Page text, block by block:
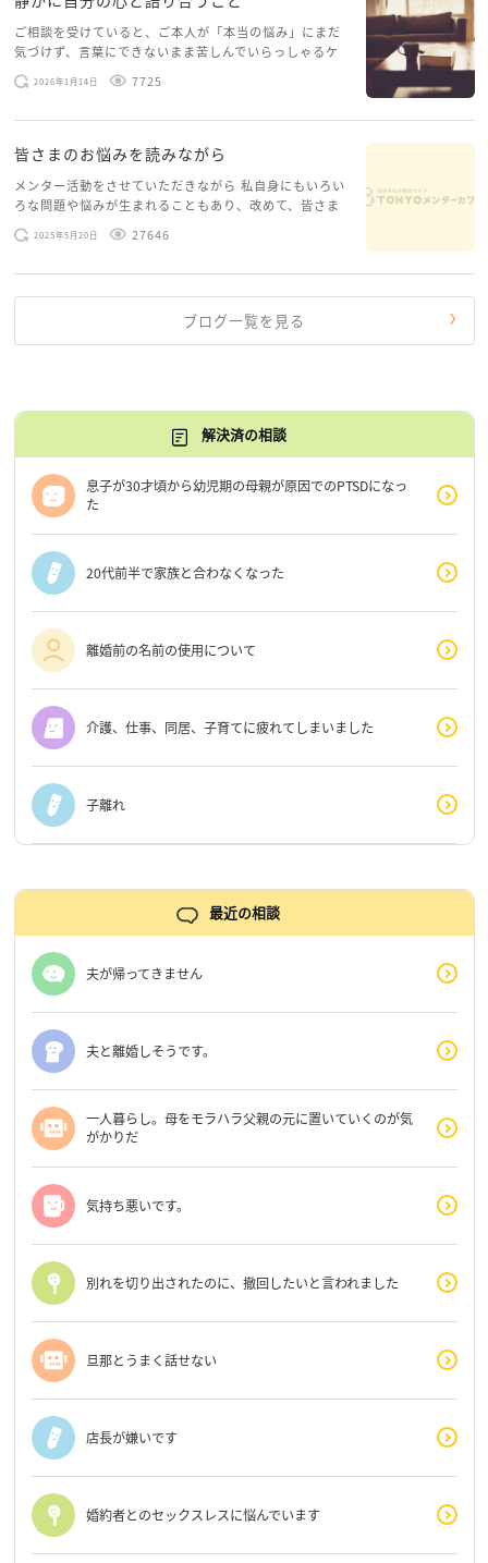
ご相談を受けていると、ご本人が「本当の悩み」にまだ
気づけず、言葉にできないまま苦しんでいらっしゃるケ
ースがありますお悩みというのは、心の深いところ（深
層心理）に触れることで、まったく違う角度から解決の
2026年1月14日 7725
皆さまのお悩みを読みながら
メンター活動をさせていただきながら 私自身にもいろい
ろな問題や悩みが生まれることもあり、改めて、皆さま
のお悩みを読みながら 「みんな、もがいてる。わたし
だけじゃないんだな」と、逆に励まされるような日々で
2025年5月20日 27646
ブログ一覧を見る
解決済の相談
息子が30才頃から幼児期の母親が原因でのPTSDになっ
た
20代前半で家族と合わなくなった
離婚前の名前の使用について
介護、仕事、同居、子育てに疲れてしまいました
子離れ
最近の相談
夫が帰ってきません
夫と離婚しそうです。
一人暮らし。母をモラハラ父親の元に置いていくのが気
がかりだ
気持ち悪いです。
別れを切り出されたのに、撤回したいと言われました
旦那とうまく話せない
店長が嫌いです
婚約者とのセックスレスに悩んでいます